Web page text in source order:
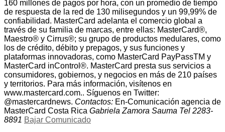
160 millones de pagos por hora, con un promedio de tiempo
de respuesta de la red de 130 milisegundos y un 99,99% de
confiabilidad. MasterCard adelanta el comercio global a
través de su familia de marcas, entre ellas: MasterCard®,
Maestro® y Cirrus®; su grupo de productos medulares, como
los de crédito, débito y prepagos, y sus funciones y
plataformas innovadoras, como MasterCard PayPassTM y
MasterCard inControl®. MasterCard presta sus servicios a
consumidores, gobiernos, y negocios en más de 210 países
y territorios. Para más información, visítenos en
www.mastercard.com.. Síguenos en Twitter:
@mastercardnews. Contactos: En-Comunicación agencia de
MasterCard Costa Rica Gabriela Zamora Sauma Tel 2283-
8891 Bajar Comunicado